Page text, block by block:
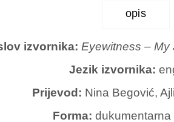
Koos
opis
izvornika: Eyewitness – My
Jezik izvornika:
Prijevod: Nina Begović,
Forma: dukumentarna